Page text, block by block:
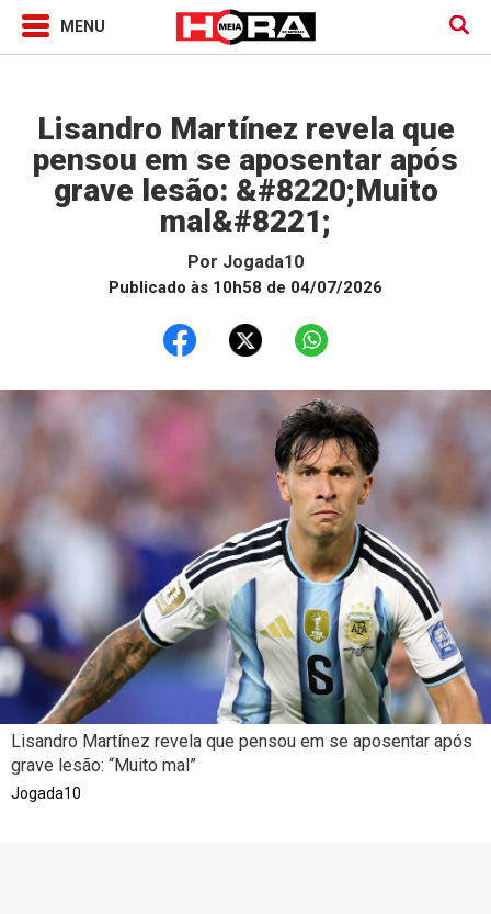
Lisandro Martínez revela que
pensou em se aposentar após
grave lesão: &#8220;Muito
mal&#8221;
Por Jogada10
Publicado às 10h58 de 04/07/2026
Lisandro Martínez revela que pensou em se aposentar após
grave lesão: “Muito mal”
Jogada10